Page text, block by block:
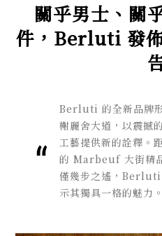
關乎男士、關
件，Berluti 發
Berluti 的全新品牌
榭麗舍大道， 以震撼
工藝提供新的詮釋。
的 Marbeuf 大街精
僅幾步之遙， Berluti
示其獨具一格的魅力。